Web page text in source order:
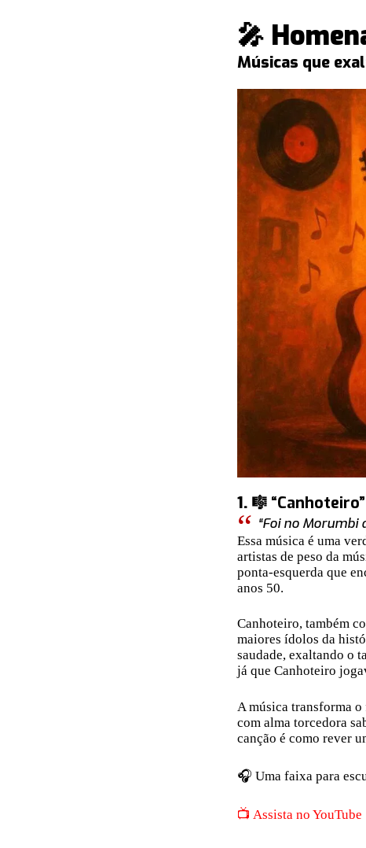
🎤
Músicas que
1. 🎼
“Foi no
Essa música é uma
artistas de peso da
ponta-esquerda que
anos 50.
Canhoteiro, também
maiores ídolos da
saudade, exaltando o
já que Canhoteiro
A música transforma o
com alma torcedora
canção é como rever
🎧 Uma faixa para
📺 Assista no YouTube